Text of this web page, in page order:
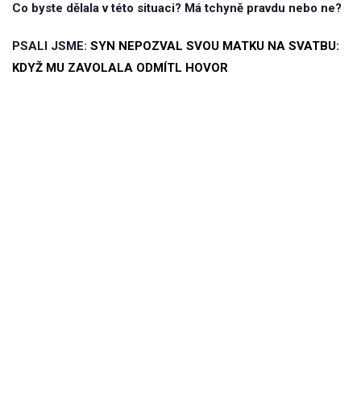
Co byste dělala v této situaci? Má tchyně pravdu nebo ne?
PSALI JSME: SYN NEPOZVAL SVOU MATKU NA SVATBU:
KDYŽ MU ZAVOLALA ODMÍTL HOVOR